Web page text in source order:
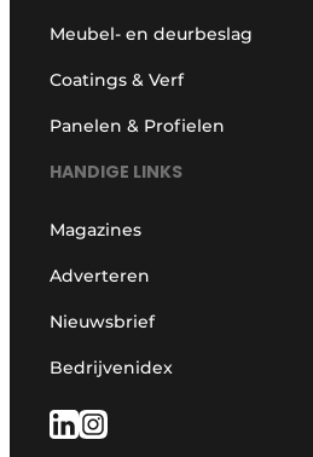
Meubel- en deurbeslag
Coatings & Verf
Panelen & Profielen
HANDIGE LINKS
Magazines
Adverteren
Nieuwsbrief
Bedrijvenidex